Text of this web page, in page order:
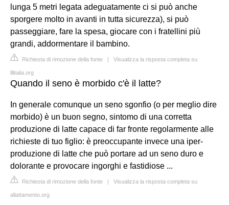
lunga 5 metri legata adeguatamente ci si può anche
sporgere molto in avanti in tutta sicurezza), si può
passeggiare, fare la spesa, giocare con i fratellini più
grandi, addormentare il bambino.
Richiesta di rimozione della fonte | Visualizza la risposta completa su
lllitalia.org
Quando il seno è morbido c'è il latte?
In generale comunque un seno sgonfio (o per meglio dire
morbido) è un buon segno, sintomo di una corretta
produzione di latte capace di far fronte regolarmente alle
richieste di tuo figlio: è preoccupante invece una iper-
produzione di latte che può portare ad un seno duro e
dolorante e provocare ingorghi e fastidiose ...
Richiesta di rimozione della fonte | Visualizza la risposta completa su
allattamento.org